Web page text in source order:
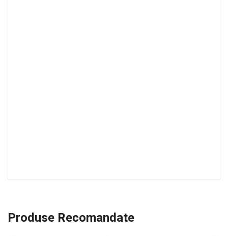
Produse Recomandate